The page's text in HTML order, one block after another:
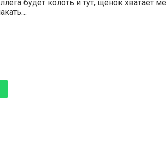
будет колоть и тут, щенок хватает